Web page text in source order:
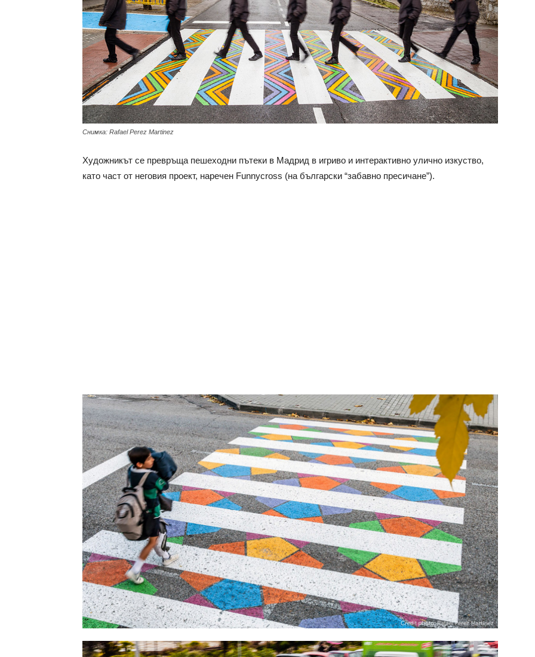
Снимка: Rafael Perez Martinez
Художникът се превръща пешеходни пътеки в Мадрид в игриво и интерактивно улично изкуство,
като част от неговия проект, наречен Funnycross (на български “забавно пресичане”).